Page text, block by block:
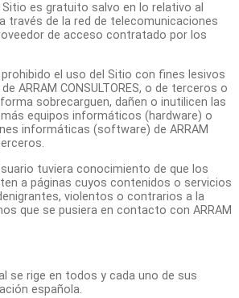
es gratuito salvo en lo relativo al
través de la red de telecomunicaciones
de acceso contratado por los
el uso del Sitio con fines lesivos
ARRAM CONSULTORES, o de terceros o
sobrecarguen, dañen o inutilicen las
equipos informáticos (hardware) o
informáticas (software) de ARRAM
tuviera conocimiento de que los
a páginas cuyos contenidos o servicios
violentos o contrarios a la
que se pusiera en contacto con ARRAM
se rige en todos y cada uno de sus
española.